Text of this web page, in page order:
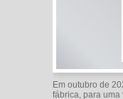
Em outubro de
fábrica, para uma